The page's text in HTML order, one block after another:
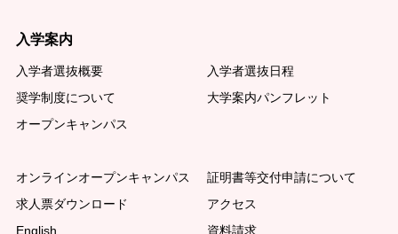
入学案内
入学者選抜概要
入学者選抜日程
奨学制度について
大学案内パンフレット
オープンキャンパス
オンラインオープンキャンパス
証明書等交付申請について
求人票ダウンロード
アクセス
English
資料請求